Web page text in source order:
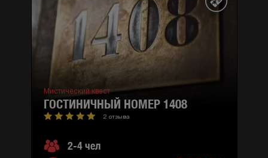
Мистический квест
ГОСТИНИЧНЫЙ НОМЕР 1408
2 отзыва
2-4 чел